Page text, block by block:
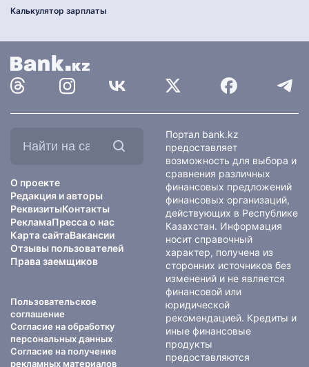
Калькулятор зарплаты
О проекте
Редакция и авторы
РеквизитыКонтакты
РекламаПресса о нас
Карта сайтаВакансии
Отзывы пользователей
Права заемщиков
Пользовательское
соглашение
Согласие на обработку
персональных данных
Согласие на получение
рекламных материалов
Портал bank.kz
предоставляет
возможность для выбора и
сравнения различных
финансовых предложений
финансовых организаций,
действующих в Республике
Казахстан. Информация
носит справочный
характер, получена из
сторонних источников без
изменений и не является
финансовой или
юридической
рекомендацией. Кредиты и
иные финансовые
продукты
предоставляются